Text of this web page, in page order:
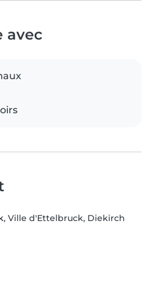
avec
, Ville d'Ettelbruck, Diekirch